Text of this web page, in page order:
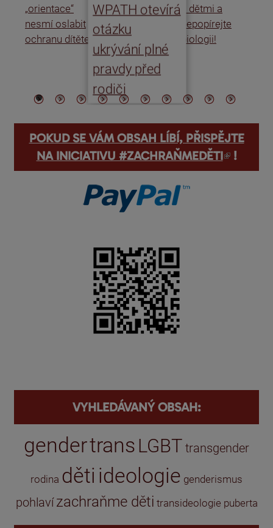
„orientace“
nesmí oslabit
ochranu dítěte
WPATH otevírá
otázku
ukrývání plné
pravdy před
rodiči
s dětmi a
nepopírejte
biologii!
POKUD SE VÁM OBSAH LÍBÍ, PŘISPĚJTE
NA INICIATIVU #ZACHRAŇMEDĚTI
(odkaz je externí) !
VYHLEDÁVANÝ OBSAH:
gendertrans LGBT transgender
rodina děti ideologie genderismus
pohlaví zachraňme děti transideologie puberta